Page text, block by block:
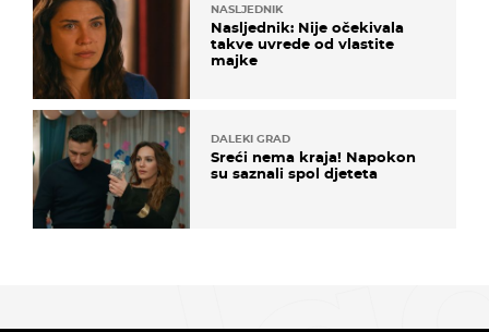
NASLJEDNIK
Nasljednik: Nije očekivala
takve uvrede od vlastite
majke
DALEKI GRAD
Sreći nema kraja! Napokon
su saznali spol djeteta